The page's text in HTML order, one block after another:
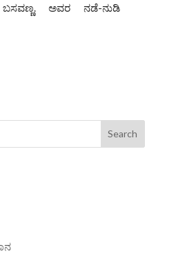
ಬಸವಣ್ಣ. ಅವರ ನಡೆ-ನುಡಿ
Search